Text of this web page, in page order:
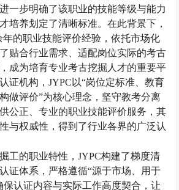
一步明确了该职业的技能等级与能力
培养划定了清晰标准。在此背景下，
年的职业技能评价经验，依托市场化
贴合行业需求、适配岗位实际的考古
成为培育专业考古挖掘人才的重要平
证机构，JYPC以“岗位定标准、教育
做评价”为核心理念，坚守教考分离
公正、专业的职业技能评价服务，其
与权威性，得到了行业各界的广泛认
工的职业特性，JYPC构建了梯度清
证体系，严格遵循“源于市场、用于
保认证内容与实际工作高度契合，让